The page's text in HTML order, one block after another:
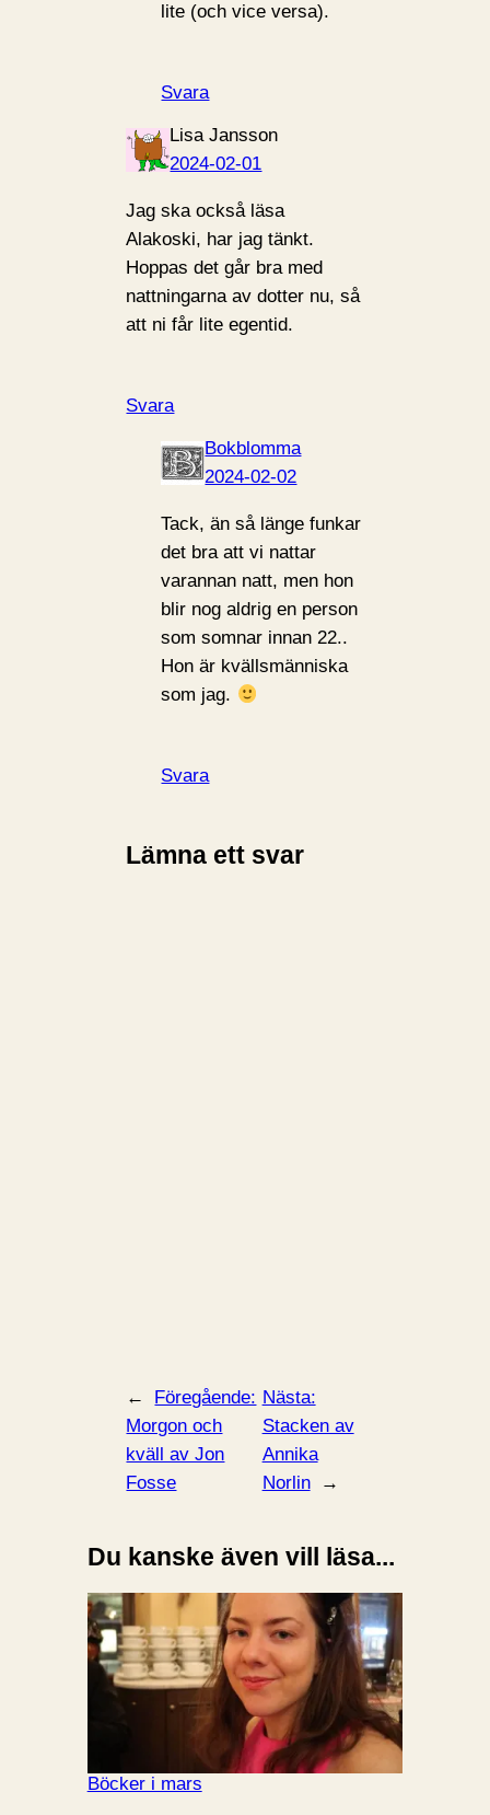
lite (och vice versa).
Svara
Lisa Jansson
2024-02-01
Jag ska också läsa
Alakoski, har jag tänkt.
Hoppas det går bra med
nattningarna av dotter nu, så
att ni får lite egentid.
Svara
Bokblomma
2024-02-02
Tack, än så länge funkar
det bra att vi nattar
varannan natt, men hon
blir nog aldrig en person
som somnar innan 22..
Hon är kvällsmänniska
som jag.
Svara
Lämna ett svar
←
Föregående:
Morgon och
kväll av Jon
Fosse
Nästa:
Stacken av
Annika
Norlin
→
Du kanske även vill läsa...
Böcker i mars